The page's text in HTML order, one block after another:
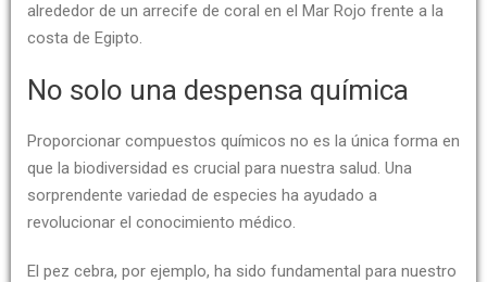
alrededor de un arrecife de coral en el Mar Rojo frente a la
costa de Egipto.
No solo una despensa química
Proporcionar compuestos químicos no es la única forma en
que la biodiversidad es crucial para nuestra salud. Una
sorprendente variedad de especies ha ayudado a
revolucionar el conocimiento médico.
El pez cebra, por ejemplo, ha sido fundamental para nuestro